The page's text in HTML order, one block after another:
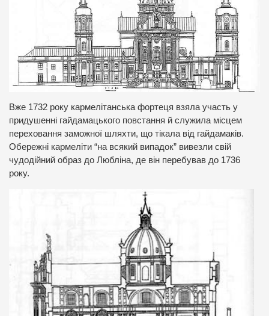
Вже 1732 року кармелітанська фортеця взяла участь у
придушенні гайдамацького повстання й служила місцем
переховання заможної шляхти, що тікала від гайдамаків.
Обережні кармеліти “на всякий випадок” вивезли свій
чудодійний образ до Любліна, де він перебував до 1736
року.